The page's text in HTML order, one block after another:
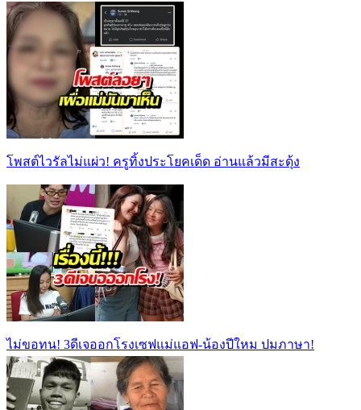
โพสต์ไวรัลไม่แผ่ว! ครูทิ้งประโยคเด็ด อ่านแล้วมีสะดุ้ง
ไม่ขอทน! 3ดีเจออกโรงเซฟแม่แอฟ-น้องปีใหม ปมภาษา!